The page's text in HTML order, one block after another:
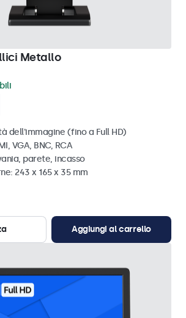
Metallo
dell'immagine (fino a Full HD)
VGA, BNC, RCA
parete, incasso
243 x 165 x 35 mm
Aggiungi al carrello